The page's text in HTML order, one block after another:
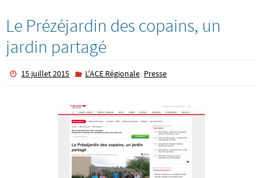
Le Prézéjardin des copains, un
jardin partagé
15 juillet 2015 L'ACE Régionale, Presse